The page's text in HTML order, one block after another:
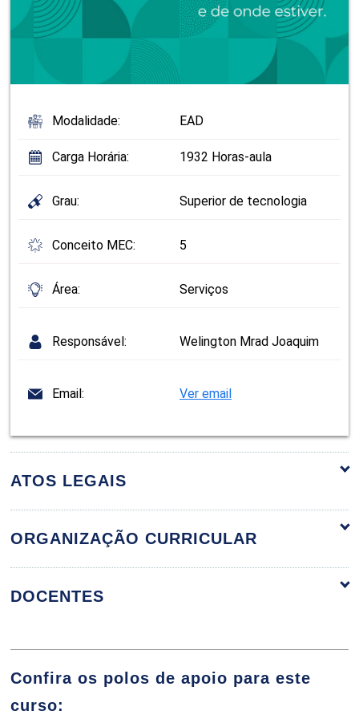
Modalidade: EAD
Carga Horária: 1932 Horas-aula
Grau: Superior de tecnologia
Conceito MEC: 5
Área: Serviços
Responsável: Welington Mrad Joaquim
Email: Ver email
ATOS LEGAIS
ORGANIZAÇÃO CURRICULAR
ALIMENTAÇÃO E CULTURA
DOCENTES
CAIRO CESAR DE OLIVEIRA
Confira os polos de apoio para este
curso: